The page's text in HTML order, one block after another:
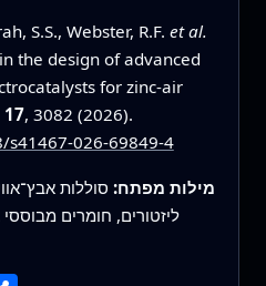
S.S., Webster, R.F. et al.
the design of advanced
for zinc-air
17, 3082 (2026).
026-69849-4
מילות מפתח: סוללות